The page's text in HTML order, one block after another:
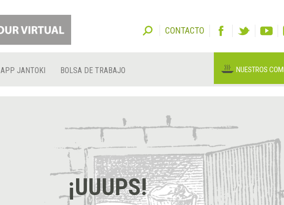
CONTACTO
APP JANTOKI BOLSA DE TRABAJO NUESTROS
¡UUUPS!